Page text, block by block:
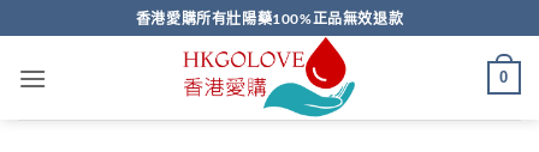
to
content
香港愛購所有壯陽藥100%正品無效退款
0